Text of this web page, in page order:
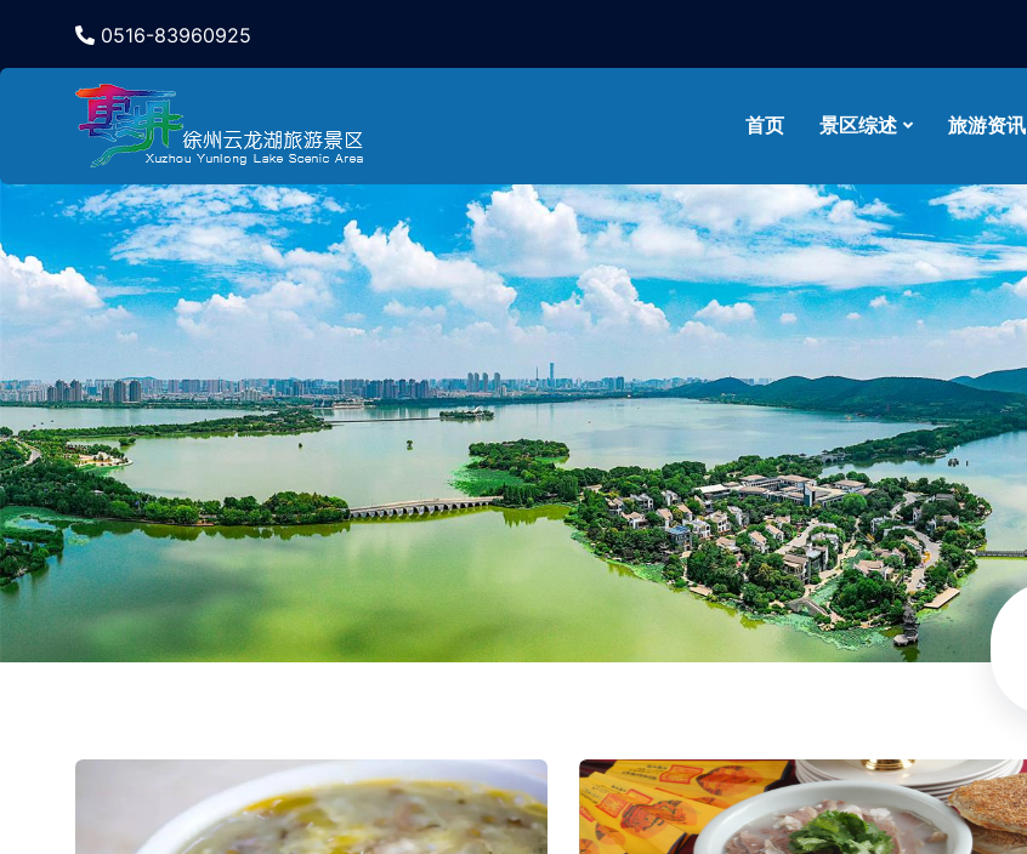
0516-83960925
首页 景区综述 旅游资讯